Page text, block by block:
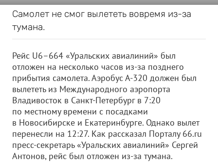
Самолет не смог вылететь вовремя из-за
тумана.
Рейс U6–664 «Уральских авиалиний» был
отложен на несколько часов из-за позднего
прибытия самолета. Аэробус А-320 должен был
вылететь из Международного аэропорта
Владивосток в Санкт-Петербург в 7:20
по местному времени с посадками
в Новосибирске и Екатеринбурге. Однако вылет
перенесли на 12:27. Как рассказал Порталу 66.ru
пресс-секретарь «Уральских авиалиний» Сергей
Антонов, рейс был отложен из-за тумана.